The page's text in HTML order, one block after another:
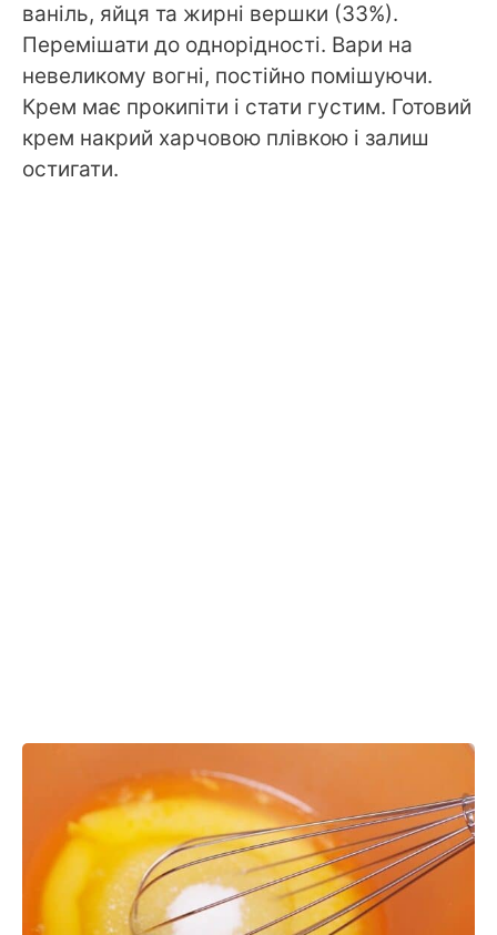
ваніль, яйця та жирні вершки (33%).
Перемішати до однорідності. Вари на
невеликому вогні, постійно помішуючи.
Крем має прокипіти і стати густим. Готовий
крем накрий харчовою плівкою і залиш
остигати.